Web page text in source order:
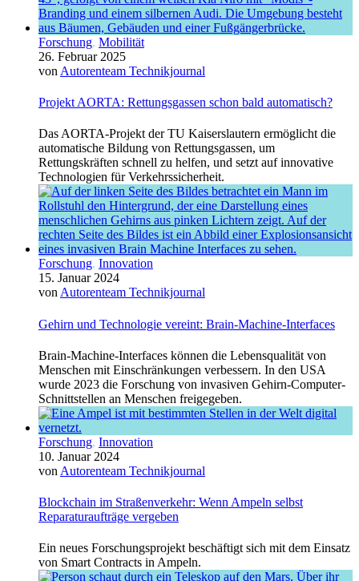
Forschung, Mobilität
26. Februar 2025
von Autorenteam Technikjournal
Projekt AORTA: Rettungsgassen schon bald automatisch?
Das AORTA-Projekt der TU Kaiserslautern ermöglicht die
automatische Bildung von Rettungsgassen, um
Rettungskräften schnell zu helfen, und setzt auf innovative
Technologien für Verkehrssicherheit.
Forschung, Innovation
15. Januar 2024
vonAutorenteam Technikjournal
Gehirn und Technologie vereint: Brain-Machine-Interfaces
Brain-Machine-Interfaces können die Lebensqualität von
Menschen mit Einschränkungen verbessern. In den USA
wurde 2023 die Forschung von invasiven Gehirn-Computer-
Schnittstellen an Menschen freigegeben.
Forschung, Innovation
10. Januar 2024
von Autorenteam Technikjournal
Blockchain im Straßenverkehr: Wenn Ampeln selbst
Reparaturaufträge vergeben
Ein neues Forschungsprojekt beschäftigt sich mit dem Einsatz
von Smart Contracts in Ampeln.